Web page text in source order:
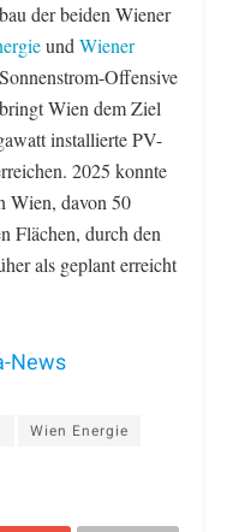
der beiden Wiener
undWiener
Offensive
Wien dem Ziel
installierte PV-
2025 konnte
Wien, davon 50
Flächen, durch den
als geplant erreicht
News
Wien Energie